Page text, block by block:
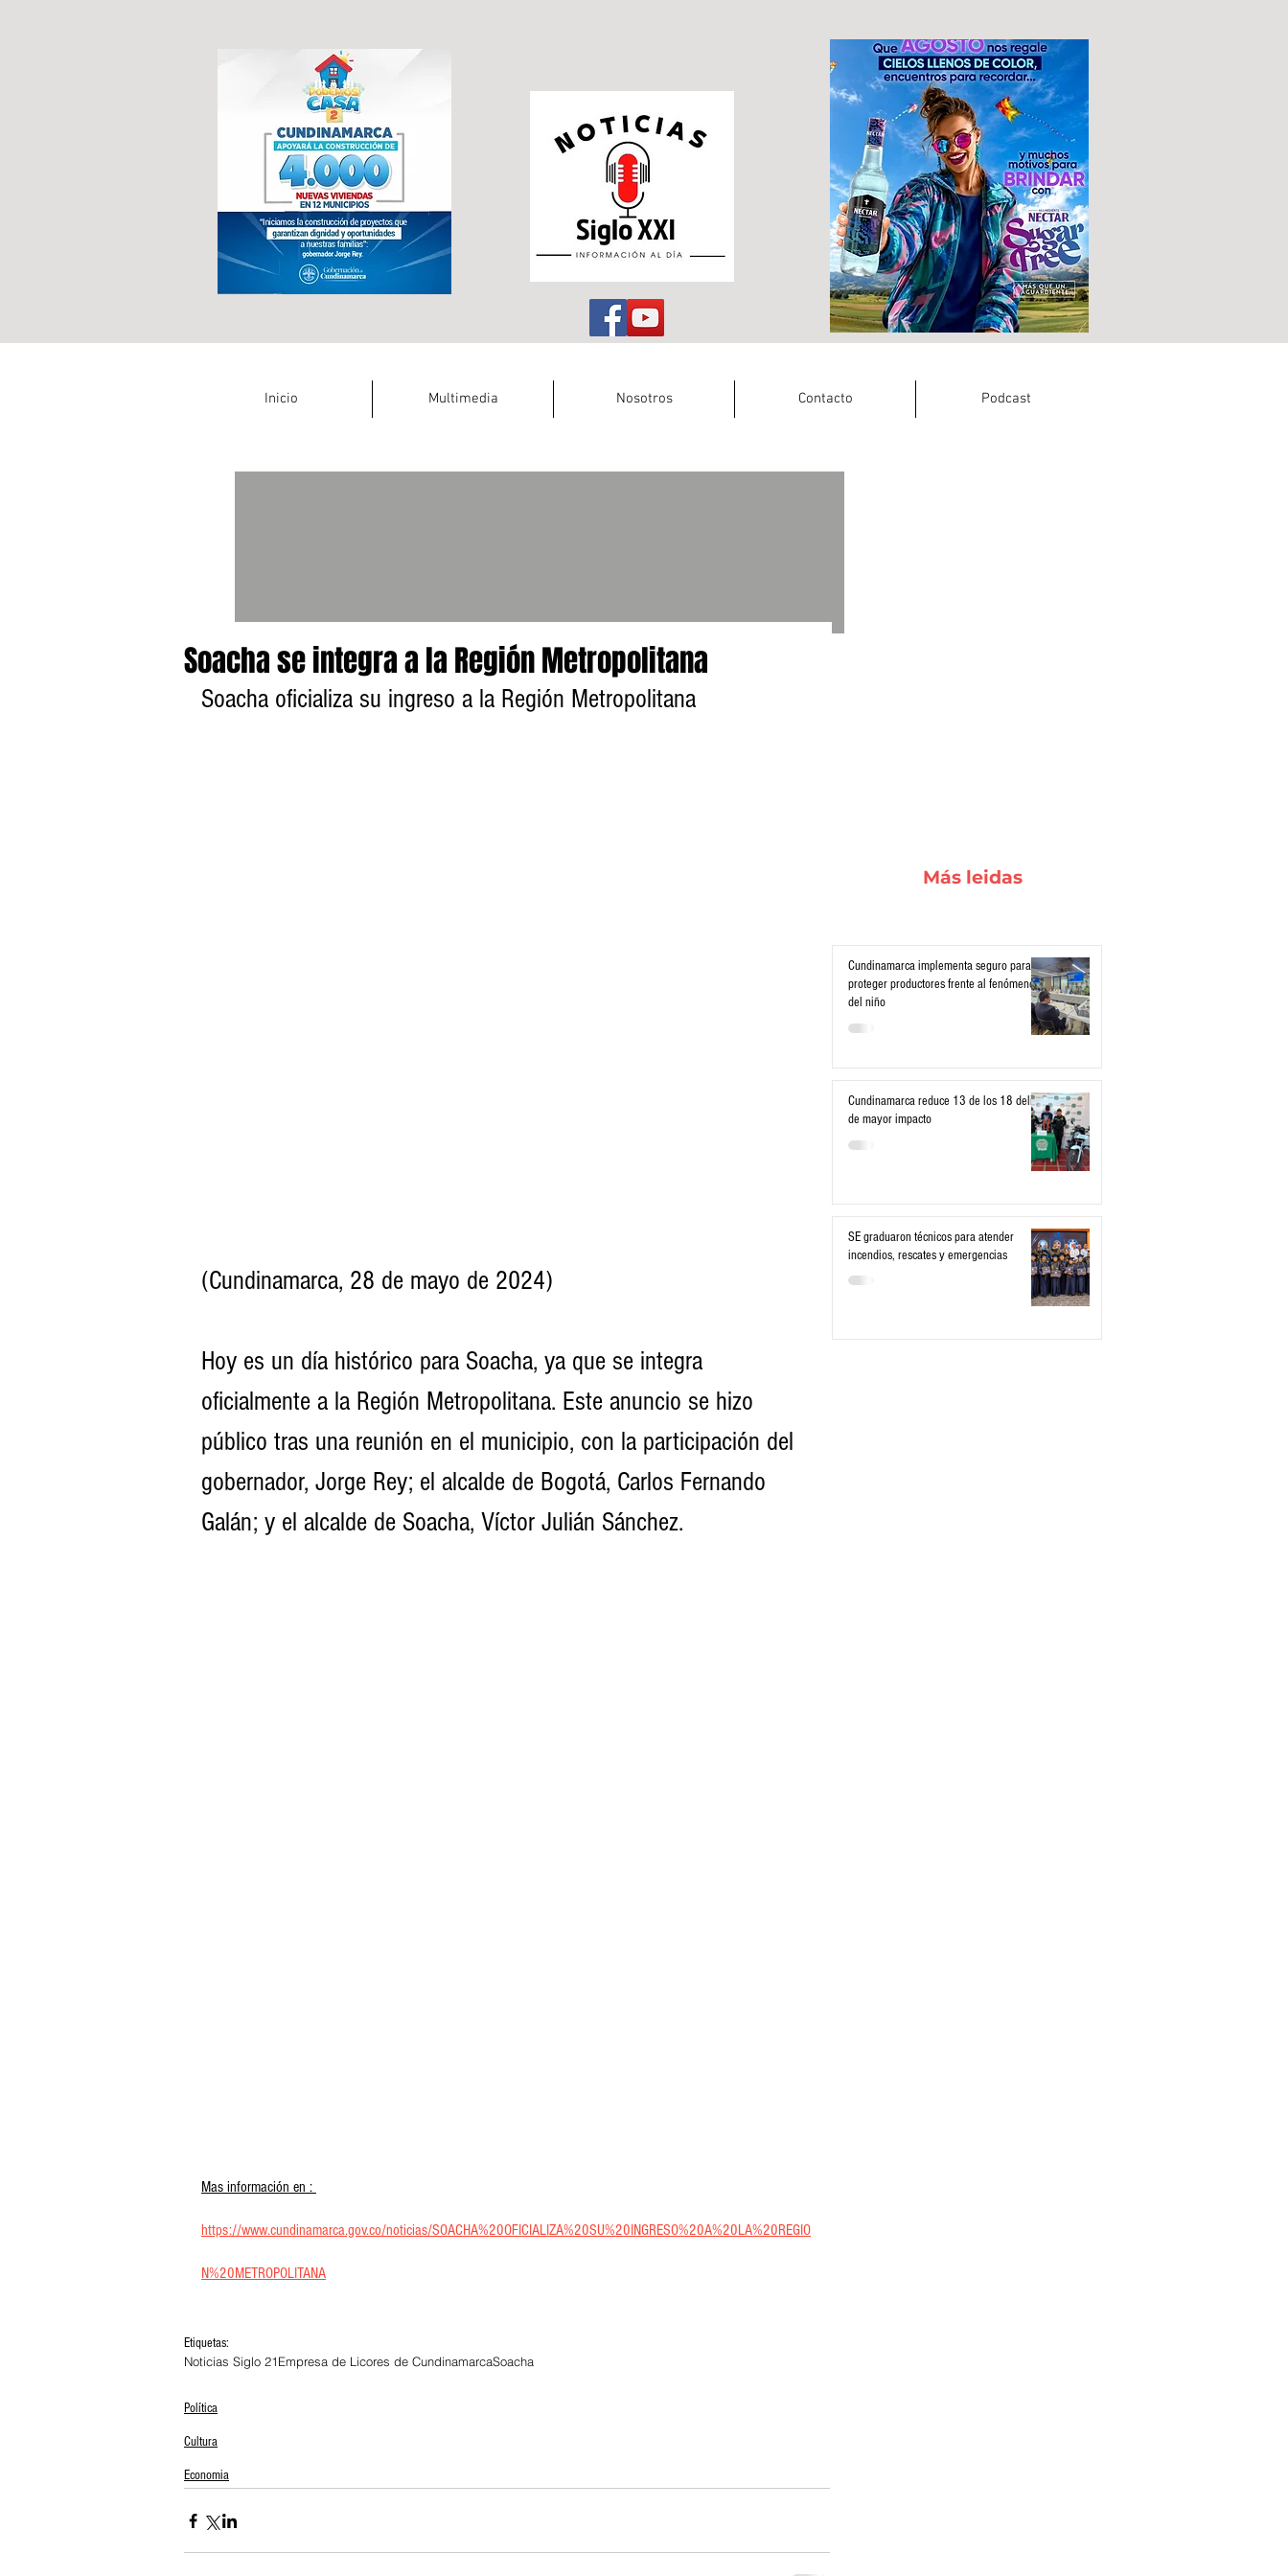
Inicio Multimedia Nosotros Contacto Podcast
Soacha se integra a la Región Metropolitana
Soacha oficializa su ingreso a la Región Metropolitana
(Cundinamarca, 28 de mayo de 2024)
Hoy es un día histórico para Soacha, ya que se integra
oficialmente a la Región Metropolitana. Este anuncio se hizo
público tras una reunión en el municipio, con la participación del
gobernador, Jorge Rey; el alcalde de Bogotá, Carlos Fernando
Galán; y el alcalde de Soacha, Víctor Julián Sánchez.
Mas información en :
https://www.cundinamarca.gov.co/noticias/SOACHA%20OFICIALIZA%20SU%20INGRESO%20A%20LA%20REGIO
N%20METROPOLITANA
Etiquetas:
Noticias Siglo 21Empresa de Licores de CundinamarcaSoacha
Política
Cultura
Economia
Más leidas
Cundinamarca implementa seguro para
proteger productores frente al fenómeno
del niño
Cundinamarca reduce 13 de los 18 delitos
de mayor impacto
SE graduaron técnicos para atender
incendios, rescates y emergencias